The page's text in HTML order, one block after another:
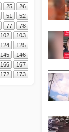
25
26
51
52
77
78
102
103
124
125
145
146
166
167
172 173